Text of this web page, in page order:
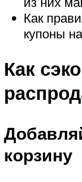
Как
купоны
Как
корзину